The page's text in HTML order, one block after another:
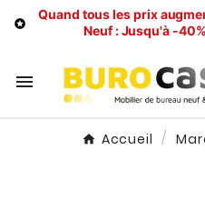

Quand tous les prix
Neuf : Jusqu'à -40%

Accueil